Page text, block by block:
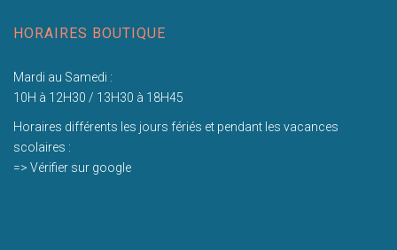
HORAIRES BOUTIQUE
Mardi au Samedi :
10H à 12H30 / 13H30 à 18H45
Horaires différents les jours fériés et pendant les vacances
scolaires :
=> Vérifier sur google